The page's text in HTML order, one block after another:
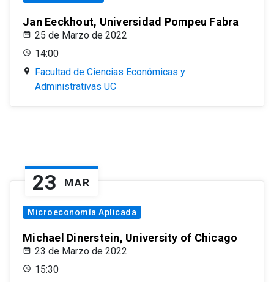
Jan Eeckhout, Universidad Pompeu Fabra
25 de Marzo de 2022
14:00
Facultad de Ciencias Económicas y
Administrativas UC
23 MAR
Microeconomía Aplicada
Michael Dinerstein, University of Chicago
23 de Marzo de 2022
15:30